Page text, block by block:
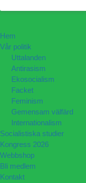
Hem
Vår politik
Uttalanden
Antirasism
Ekosocialism
Facket
Feminism
Gemensam välfärd
Internationalism
Socialistiska studier
Kongress 2026
Webbshop
Bli medlem
Kontakt